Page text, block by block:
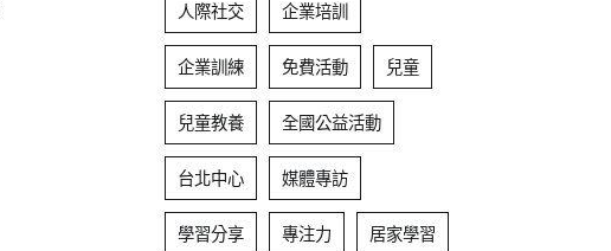
人際社交 企業培訓
企業訓練 免費活動 兒童
兒童教養 全國公益活動
台北中心 媒體專訪
學習分享 專注力 居家學習